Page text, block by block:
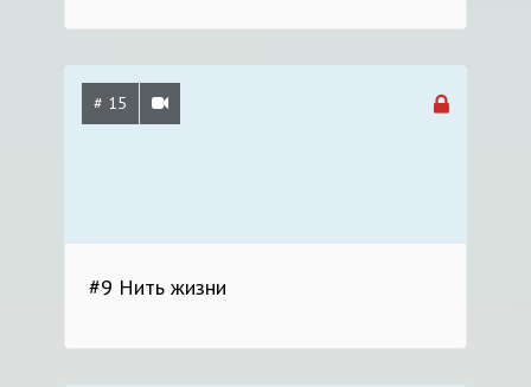
# 15
#9 Нить жизни